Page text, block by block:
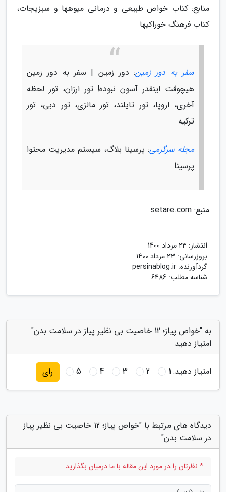
منابع: کتاب خواص طبیعی و درمانی میوهها و سبزیجات،
کتاب فرهنگ خوراکیها
سفر به دور زمین: دور زمین | سفر به دور زمین
هیچوقت اینقدر آسون نبوده! تور ارزان، تور لحظه
آخری، اروپا، تور تایلند، تور مالزی، تور دبی، تور
ترکیه
مجله سرگرمی: پرسینا بلاگ، سیستم مدیریت محتوا
پرسینا
منبع: setare.com
انتشار: 23 مرداد 1400
بروزرسانی: 23 مرداد 1400
گردآورنده: persinablog.ir
شناسه مطلب: 6486
به "خواص پیاز؛ 12 خاصیت بی نظیر پیاز در سلامت بدن"
امتیاز دهید
امتیاز دهید:1
2
3
4
5 رای
دیدگاه های مرتبط با "خواص پیاز؛ 12 خاصیت بی نظیر پیاز
در سلامت بدن"
* نظرتان را در مورد این مقاله با ما درمیان بگذارید